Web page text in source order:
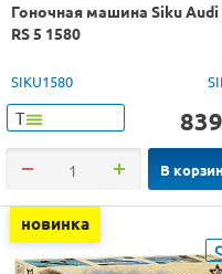
Гоночная машина Siku Audi
RS 5 1580
SIKU1580
Т 839
В
новинка